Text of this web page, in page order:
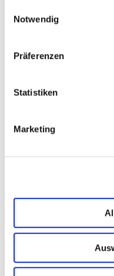
Notwendig
Präferenzen
Statistiken
Marketing
Einsatzbereit in
Citizen Developer